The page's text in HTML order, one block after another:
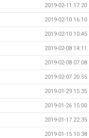
2019-02-11 17:20
2019-02-10 16:10
2019-02-10 10:45
2019-02-08 14:11
2019-02-08 07:08
2019-02-07 20:55
2019-01-29 15:35
2019-01-26 15:00
2019-01-17 22:35
2019-01-15 10:38